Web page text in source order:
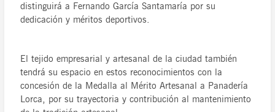
distinguirá a Fernando García Santamaría por su
dedicación y méritos deportivos.
El tejido empresarial y artesanal de la ciudad también
tendrá su espacio en estos reconocimientos con la
concesión de la Medalla al Mérito Artesanal a Panadería
Lorca, por su trayectoria y contribución al mantenimiento